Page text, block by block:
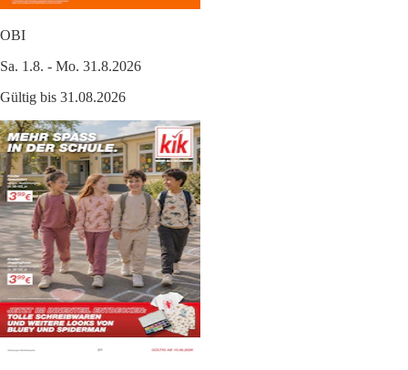
OBI
Sa. 1.8. - Mo. 31.8.2026
Gültig bis 31.08.2026